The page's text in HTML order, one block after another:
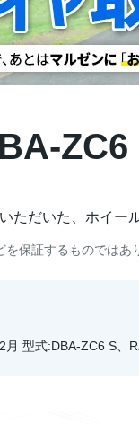
ただいた、ホイー
保証するものではあ
月 型式:DBA-ZC6 S